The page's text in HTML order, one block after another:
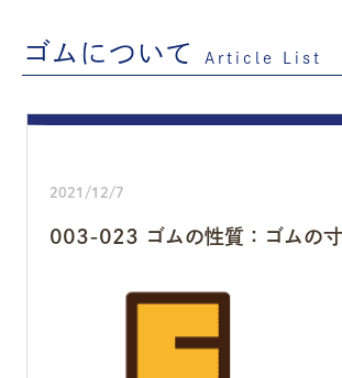
ゴムについて Article List
2021/12/7
003-023 ゴムの性質：ゴムの